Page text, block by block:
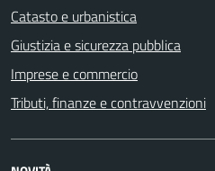
Catasto e urbanistica
Giustizia e sicurezza pubblica
Imprese e commercio
Tributi, finanze e contravvenzioni